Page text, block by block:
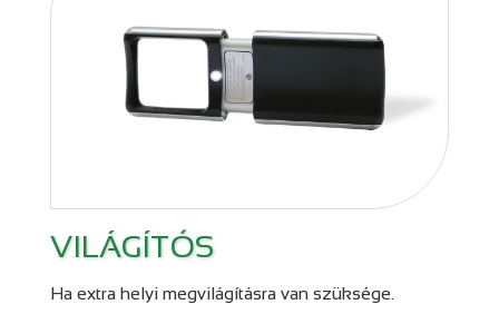
VILÁGÍTÓS
Ha extra helyi megvilágításra van szüksége.